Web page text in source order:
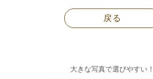
戻る
大きな写真で選びやすい！